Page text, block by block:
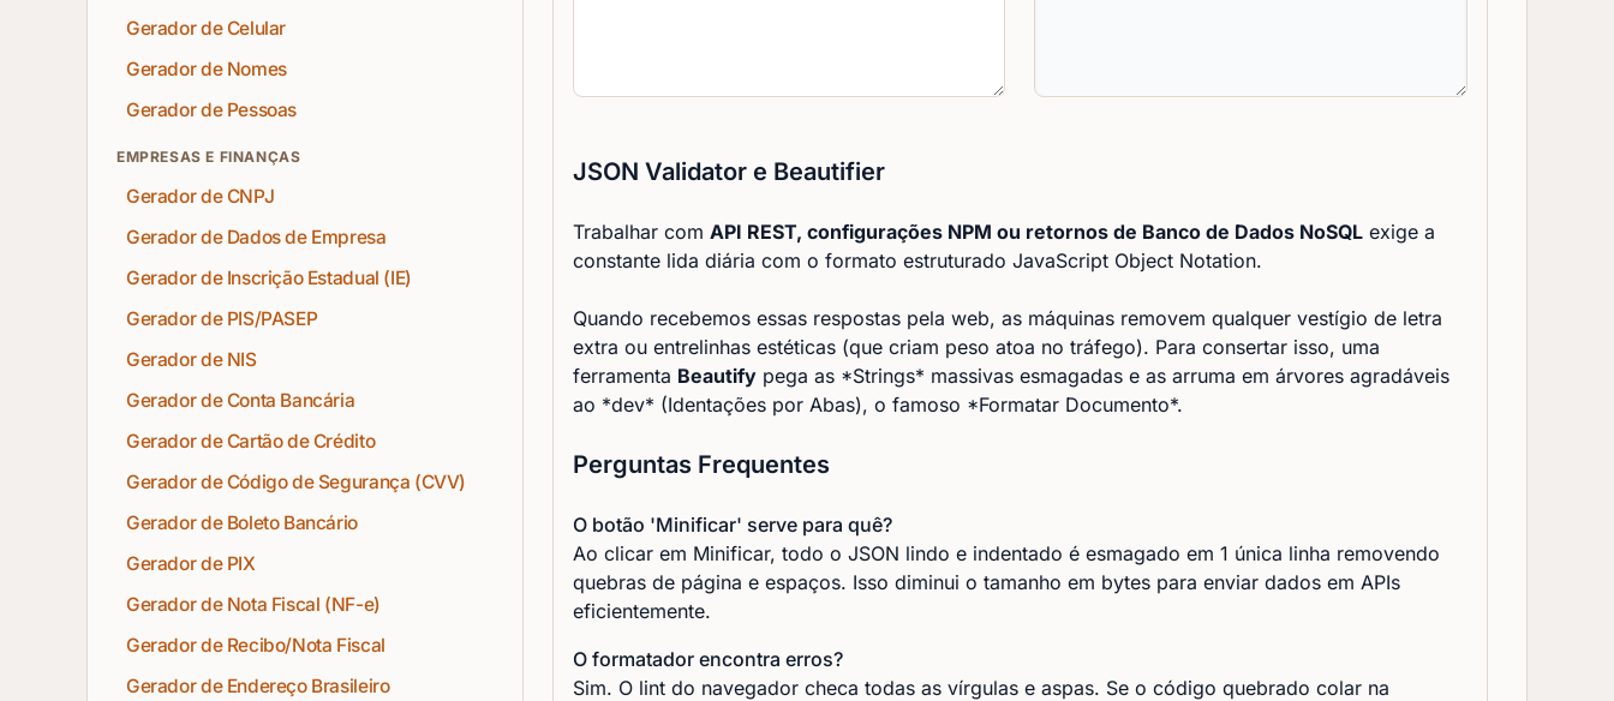
Gerador de Celular
Gerador de Nomes
Gerador de Pessoas
EMPRESAS E FINANÇAS
Gerador de CNPJ
Gerador de Dados de Empresa
Gerador de Inscrição Estadual (IE)
Gerador de PIS/PASEP
Gerador de NIS
Gerador de Conta Bancária
Gerador de Cartão de Crédito
Gerador de Código de Segurança (CVV)
Gerador de Boleto Bancário
Gerador de PIX
Gerador de Nota Fiscal (NF-e)
Gerador de Recibo/Nota Fiscal
Gerador de Endereço Brasileiro
JSON Validator e Beautifier
Trabalhar com API REST, configurações NPM ou retornos de Banco de Dados NoSQLexige a
constante lida diária com o formato estruturado JavaScript Object Notation.
Quando recebemos essas respostas pela web, as máquinas removem qualquer vestígio de letra
extra ou entrelinhas estéticas (que criam peso atoa no tráfego). Para consertar isso, uma
ferramenta Beautifypega as *Strings* massivas esmagadas e as arruma em árvores agradáveis
ao *dev* (Identações por Abas), o famoso *Formatar Documento*.
Perguntas Frequentes
O botão 'Minificar' serve para quê?
Ao clicar em Minificar, todo o JSON lindo e indentado é esmagado em 1 única linha removendo
quebras de página e espaços. Isso diminui o tamanho em bytes para enviar dados em APIs
eficientemente.
O formatador encontra erros?
Sim. O lint do navegador checa todas as vírgulas e aspas. Se o código quebrado colar na